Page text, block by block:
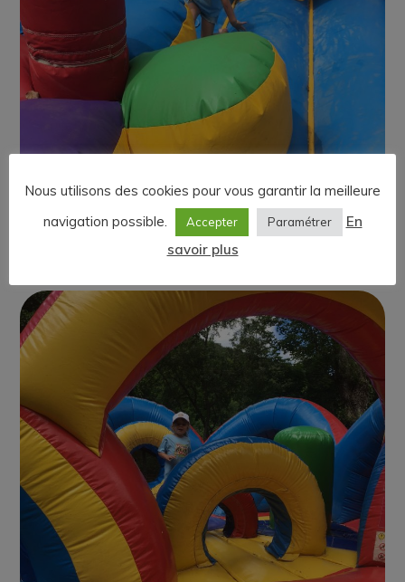
Photo parc 7
CHÂTEAUX GONFLABLES
Photo parc 8
CHÂTEAUX GONFLABLES
Nous utilisons des cookies pour vous garantir la meilleure
navigation possible.
Accepter Paramétrer
En
savoir plus